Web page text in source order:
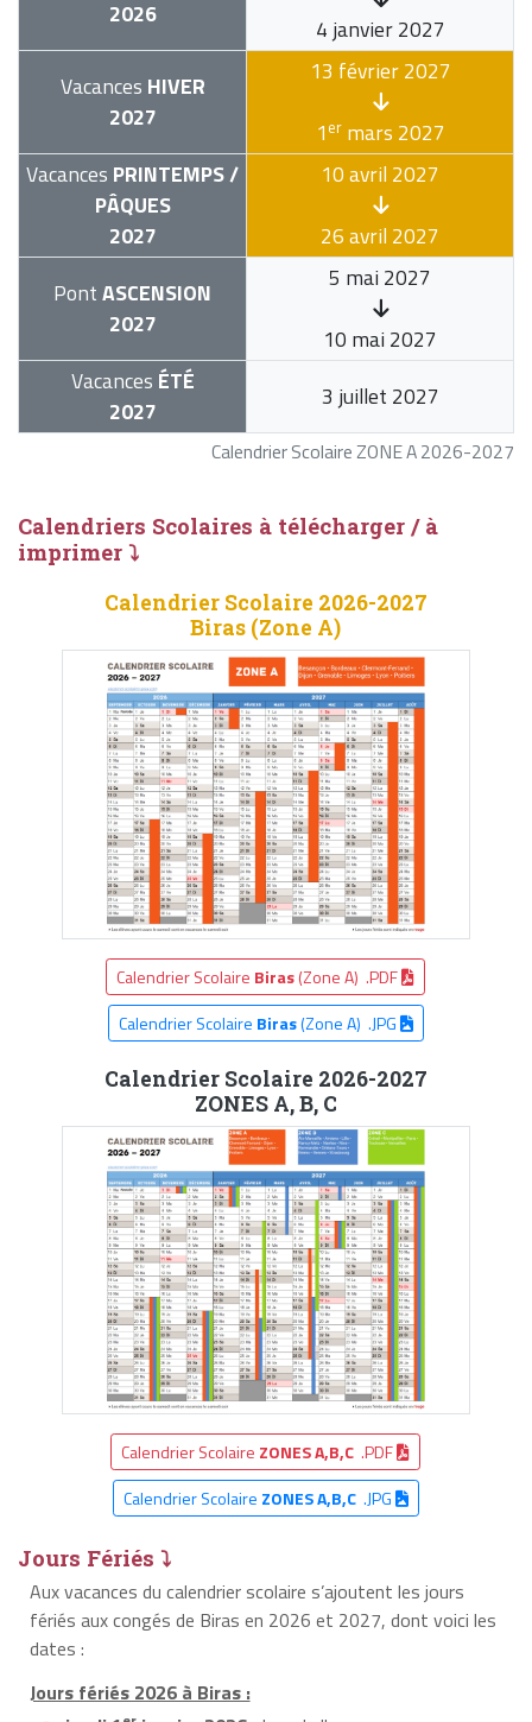
Calendrier Scolaire ZONE A 2026-2027
2026
4 janvier 2027
Vacances HIVER
2027
13 février 2027
1ermars 2027
Vacances PRINTEMPS /
PÂQUES
2027
10 avril 2027
26 avril 2027
PontASCENSION
2027
5 mai 2027
10 mai 2027
Vacances ÉTÉ
2027
3 juillet 2027
Calendriers Scolaires à télécharger / à
imprimer ⤵
Calendrier Scolaire 2026-2027
Biras (Zone A)
Calendrier Scolaire Biras(Zone A) .PDF
Calendrier Scolaire Biras(Zone A) .JPG
Calendrier Scolaire 2026-2027
ZONES A, B, C
Calendrier Scolaire ZONES A,B,C .PDF
Calendrier Scolaire ZONES A,B,C.JPG
Jours Fériés ⤵
Aux vacances du calendrier scolaire s’ajoutent les jours
fériés aux congés de Biras en 2026 et 2027, dont voici les
dates :
Jours fériés 2026 à Biras :